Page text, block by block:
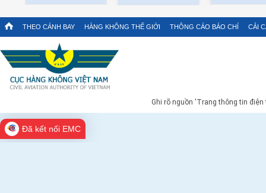
THEO CÁNH BAY HÀNG KHÔNG THẾ GIỚI THÔNG CÁO BÁO CHÍ CẢI
Ghi rõ nguồn 'Trang thông tin
Đã kết nối EMC